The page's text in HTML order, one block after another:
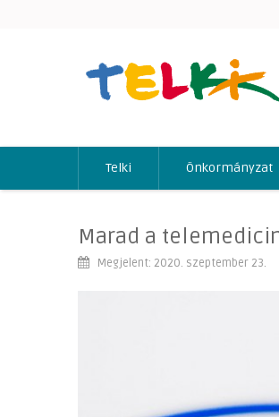
Telki Önkormányzat
Marad a
Megjelent: 2020. szeptember 23.